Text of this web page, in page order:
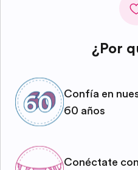
¿Por
Confía en
60 años
Conéctate